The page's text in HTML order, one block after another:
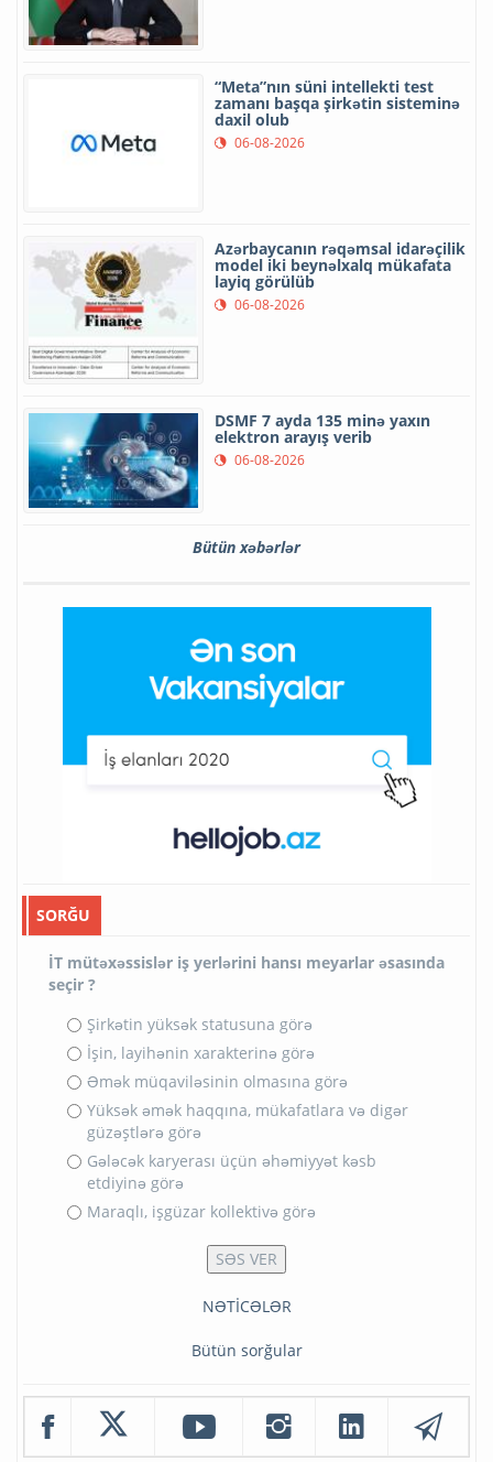
“Meta”nın süni intellekti test
zamanı başqa şirkətin sisteminə
daxil olub
06-08-2026
Azərbaycanın rəqəmsal idarəçilik
model iki beynəlxalq mükafata
layiq görülüb
06-08-2026
DSMF 7 ayda 135 minə yaxın
elektron arayış verib
06-08-2026
Bütün xəbərlər
SORĞU
İT mütəxəssislər iş yerlərini hansı meyarlar əsasında
seçir ?
Şirkətin yüksək statusuna görə
İşin, layihənin xarakterinə görə
Əmək müqaviləsinin olmasına görə
Yüksək əmək haqqına, mükafatlara və digər
güzəştlərə görə
Gələcək karyerası üçün əhəmiyyət kəsb
etdiyinə görə
Maraqlı, işgüzar kollektivə görə
NƏTİCƏLƏR
Bütün sorğular